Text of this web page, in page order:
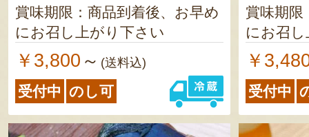
賞味期限：商品到着後、お早め
にお召し上がり下さい
￥3,800 ～ (送料込)
受付中 のし可
賞味期限
にお召
￥
受付中